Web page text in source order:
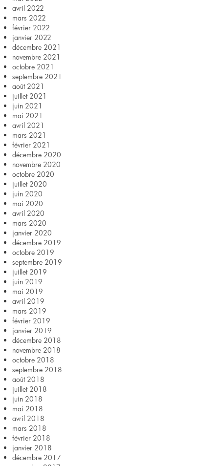
avril 2022
mars 2022
février 2022
janvier 2022
décembre 2021
novembre 2021
octobre 2021
septembre 2021
août 2021
juillet 2021
juin 2021
mai 2021
avril 2021
mars 2021
février 2021
décembre 2020
novembre 2020
octobre 2020
juillet 2020
juin 2020
mai 2020
avril 2020
mars 2020
janvier 2020
décembre 2019
octobre 2019
septembre 2019
juillet 2019
juin 2019
mai 2019
avril 2019
mars 2019
février 2019
janvier 2019
décembre 2018
novembre 2018
octobre 2018
septembre 2018
août 2018
juillet 2018
juin 2018
mai 2018
avril 2018
mars 2018
février 2018
janvier 2018
décembre 2017